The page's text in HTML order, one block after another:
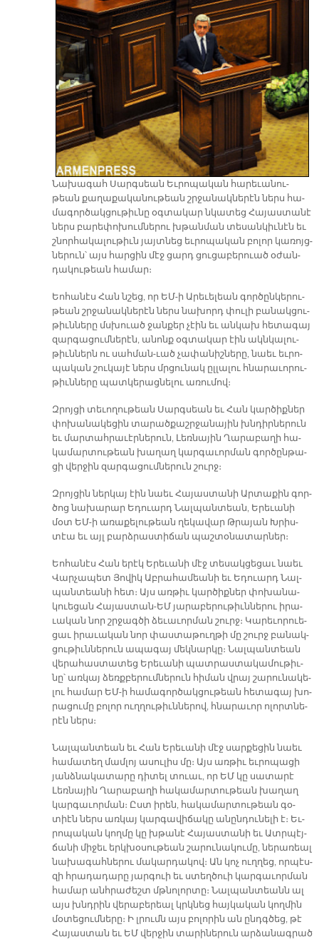
Նա­խա­գահ Սարգ­սեան Եւ­րո­պա­կան հա­րե­ւա­նու­
թեան քա­ղա­քա­կա­նու­թեան շրջա­նակ­նե­րէն ներս հա­
մա­գոր­ծակ­ցու­թիւ­նը օգ­տա­կար նկա­տեց Հա­յաս­տա­նէ
ներս բա­րե­փո­խում­նե­րու խթան­ման տե­սան­կիւ­նէն եւ
շնոր­հա­կա­լու­թիւն յայտ­նեց եւ­րո­պա­կան բո­լոր կա­ռոյց­
նե­րուն՝ այս հար­ցին մէջ ցարդ ցու­ցա­բե­րուած օ­ժան­
դա­կու­թեան հա­մար։
Եո­հա­նէս Հան նշեց, որ ԵՄ-ի Ա­րե­ւե­լեան գոր­ծըն­կե­րու­
թեան շրջա­նակ­նե­րէն ներս նա­խորդ փու­լի բա­նակ­ցու­
թիւն­նե­րը մսխուած ջան­քեր չէին եւ ան­կախ հե­տա­գայ
զար­գա­ցում­նե­րէն, ա­նոնք օգ­տա­կար էին ակն­կա­լու­
թիւն­ներն ու սահ­մա­ն-ւած չա­փա­նիշ­նե­րը, նաեւ եւ­րո­
պա­կան շու­կա­յէ ներս մրցու­նակ ըլ­լա­լու հնա­րա­ւո­րու­
թիւն­նե­րը պատ­կե­րաց­նե­լու ա­ռու­մով։
Զրոյ­ցի տե­ւո­ղու­թեան Սարգ­սեան եւ Հան կար­ծիք­ներ
փո­խա­նա­կե­ցին տա­րած­քաշր­ջա­նա­յին խնդիր­նե­րուն
եւ մար­տահ­րա­ւէր­նե­րուն, Լեռ­նա­յին Ղա­րա­բա­ղի հա­
կա­մար­տու­թեան խա­ղաղ կար­գա­ւոր­ման գոր­ծըն­թա­
ցի վեր­ջին զար­գա­ցում­նե­րուն շուրջ։
Զրոյ­ցին ներ­կայ էին նաեւ Հա­յաս­տա­նի Ար­տա­քին գոր­
ծոց նա­խա­րար Ե­դուարդ Նալ­պան­տեան, Ե­րե­ւա­նի
մօտ ԵՄ-ի ա­ռա­քե­լու­թեան ղե­կա­վար Թրա­յան Խրիս­
տէա եւ այլ բարձ­րաս­տի­ճան պաշ­տօ­նա­տար­ներ։
Եո­հա­նէս Հան ե­րէկ Ե­րե­ւա­նի մէջ տե­սակ­ցե­ցաւ նաեւ
Վարչապետ Յովիկ Աբրահամեանի եւ Ե­դուարդ Նալ­
պան­տեա­նի հետ։ Այս առ­թիւ կար­ծիք­ներ փո­խա­նա­
կուե­ցան Հա­յաս­տան-ԵՄ յա­րա­բե­րու­թիւն­նե­րու ի­րա­
ւա­կան նոր շրջագ­ծի ձե­ւա­ւոր­ման շուրջ։ Կա­րե­ւո­րուե­
ցաւ ի­րա­ւա­կան նոր փաս­տա­թուղ­թի մը շուրջ բա­նակ­
ցու­թիւն­նե­րուն ա­պա­գայ մեկ­նար­կը։ Նալ­պան­տեան
վե­րա­հաս­տա­տեց Ե­րե­ւա­նի պատ­րաս­տա­կա­մու­թիւ­
նը՝ առ­կայ ձեռք­բե­րում­նե­րուն հի­ման վրայ շա­րու­նա­կե­
լու հա­մար ԵՄ-ի հա­մա­գոր­ծակ­ցու­թեան հե­տա­գայ խո­
րա­ցու­մը բո­լոր ուղ­ղու­թիւն­նե­րով, հնա­րա­ւոր ո­լորտ­նե­
րէն ներս։
Նալ­պան­տեան եւ Հան Ե­րե­ւա­նի մէջ սար­քե­ցին նաեւ
հա­մա­տեղ մամ­լոյ ա­սու­լիս մը։ Այս առ­թիւ եւ­րո­պա­ցի
յանձ­նա­կա­տա­րը դի­տել տուաւ, որ ԵՄ կը սա­տա­րէ
Լեռ­նա­յին Ղա­րա­բա­ղի հա­կա­մար­տու­թեան խա­ղաղ
կար­գա­ւոր­ման։ Ըստ ի­րեն, հա­կա­մար­տու­թեան գօ­
տիէն ներս առ­կայ կար­գա­վի­ճա­կը ա­նըն­դու­նե­լի է։ Եւ­
րո­պա­կան կող­մը կը խթա­նէ Հա­յաս­տա­նի եւ Ատր­պէյ­
ճա­նի մի­ջեւ երկ­խօ­սու­թեան շա­րու­նա­կու­մը, նե­րա­ռեալ
նա­խա­գահ­նե­րու մա­կար­դա­կով։ Ան կոչ ուղ­ղեց, որ­պէս­
զի հրա­դա­դա­րը յար­գուի եւ ստեղ­ծուի կար­գա­ւոր­ման
հա­մար անհ­րա­ժեշտ մթնո­լոր­տը։ Նալ­պան­տեանն ալ
այս խնդրին վե­րա­բե­րեալ կրկնեց հայ­կա­կան կող­մին
մօ­տե­ցում­նե­րը։ Ի լրումն այս բո­լո­րին ան ընդգ­ծեց, թէ
Հա­յաս­տան եւ ԵՄ վեր­ջին տա­րի­նե­րուն ար­ձա­նագ­րած